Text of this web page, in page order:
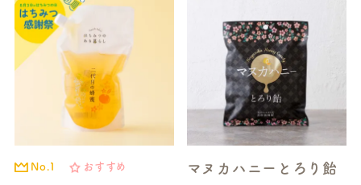
No.1 おすすめ マヌカハニーとろり飴